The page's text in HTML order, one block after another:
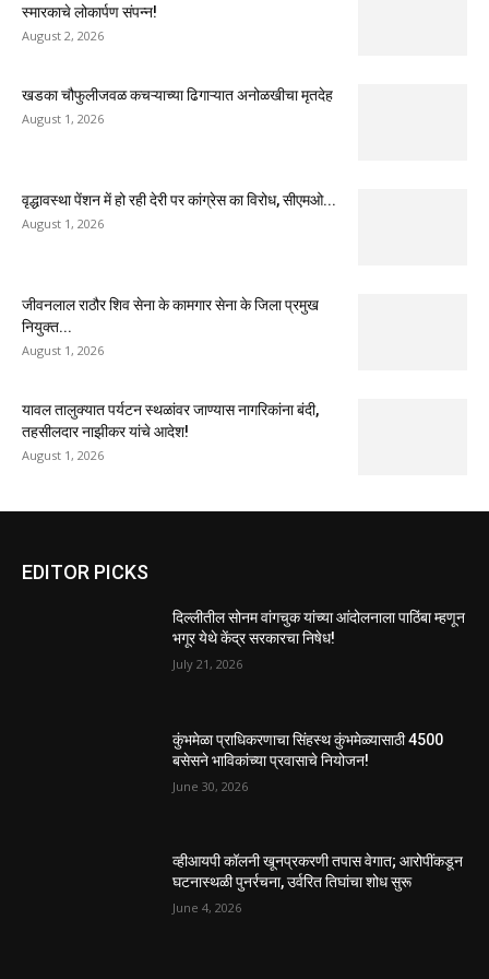
स्मारकाचे लोकार्पण संपन्न!
August 2, 2026
खडका चौफुलीजवळ कचऱ्याच्या ढिगाऱ्यात अनोळखीचा मृतदेह
August 1, 2026
वृद्धावस्था पेंशन में हो रही देरी पर कांग्रेस का विरोध, सीएमओ...
August 1, 2026
जीवनलाल राठौर शिव सेना के कामगार सेना के जिला प्रमुख
नियुक्त...
August 1, 2026
यावल तालुक्यात पर्यटन स्थळांवर जाण्यास नागरिकांना बंदी,
तहसीलदार नाझीकर यांचे आदेश!
August 1, 2026
EDITOR PICKS
दिल्लीतील सोनम वांगचुक यांच्या आंदोलनाला पाठिंबा म्हणून
भगूर येथे केंद्र सरकारचा निषेध!
July 21, 2026
कुंभमेळा प्राधिकरणाचा सिंहस्थ कुंभमेळ्यासाठी 4500
बसेसने भाविकांच्या प्रवासाचे नियोजन!
June 30, 2026
व्हीआयपी कॉलनी खूनप्रकरणी तपास वेगात; आरोपींकडून
घटनास्थळी पुनर्रचना, उर्वरित तिघांचा शोध सुरू
June 4, 2026